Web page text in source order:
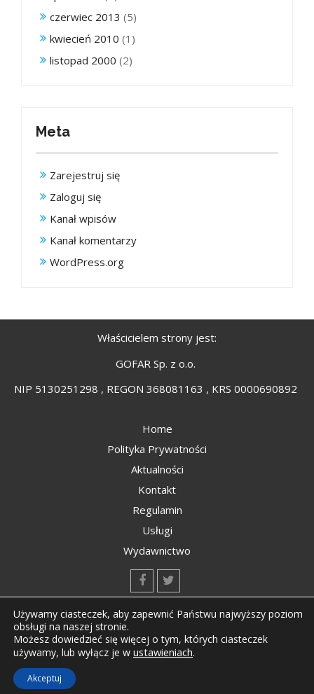
czerwiec 2013 (5)
kwiecień 2010 (1)
listopad 2000 (2)
Meta
Zarejestruj się
Zaloguj się
Kanał wpisów
Kanał komentarzy
WordPress.org
Właścicielem strony jest:
GOFAR Sp. z o.o.
NIP 5130251298 , REGON 368081163 , KRS 0000690892
Home
Polityka Prywatności
Aktualności
Kontakt
Regulamin
Usługi
Wydawnictwo
Copyright © All rights reserved Kompozyty.net
Używamy ciasteczek, aby zapewnić Państwu najwyższy poziom
obsługi na naszej stronie.
Możesz dowiedzieć się więcej o tym, których ciasteczek
używamy, lub wyłącz je w ustawieniach.
Akceptuj